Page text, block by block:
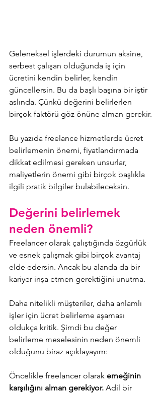
Geleneksel işlerdeki durumun aksine,
serbest çalışan olduğunda iş için
ücretini kendin belirler, kendin
güncellersin. Bu da başlı başına bir iştir
aslında. Çünkü değerini belirlerlen
birçok faktörü göz önüne alman gerekir.
Bu yazıda freelance hizmetlerde ücret
belirlemenin önemi, fiyatlandırmada
dikkat edilmesi gereken unsurlar,
maliyetlerin önemi gibi birçok başlıkla
ilgili pratik bilgiler bulabileceksin.
Değerini belirlemek
neden önemli?
Freelancer olarak çalıştığında özgürlük
ve esnek çalışmak gibi birçok avantaj
elde edersin. Ancak bu alanda da bir
kariyer inşa etmen gerektiğini unutma.
Daha nitelikli müşteriler, daha anlamlı
işler için ücret belirleme aşaması
oldukça kritik. Şimdi bu değer
belirleme meselesinin neden önemli
olduğunu biraz açıklayayım:
Öncelikle freelancer olarak emeğinin
karşılığını alman gerekiyor. Adil bir